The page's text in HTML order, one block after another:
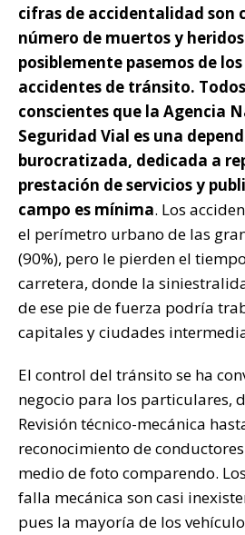
cifras de accidentalidad son
número de muertos y
posiblemente pasemos de
accidentes de tránsito.
conscientes que la Agencia
Seguridad Vial es una
burocratizada, dedicada a
prestación de servicios y
campo es mínima. Los
el perímetro urbano de las
(90%), pero le pierden el
carretera, donde la
de ese pie de fuerza podría
capitales y ciudades
El control del tránsito se ha
negocio para los particulares,
Revisión técnico-mecánica
reconocimiento de
medio de foto comparendo.
falla mecánica son casi
pues la mayoría de los